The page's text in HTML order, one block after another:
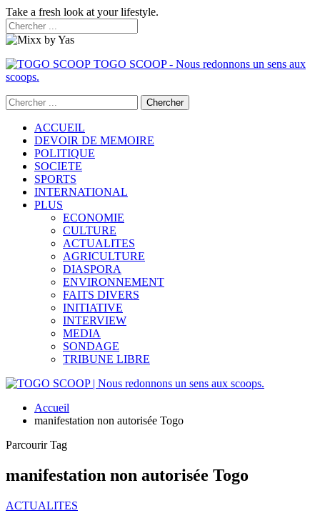
Take a fresh look at your lifestyle.
TOGO SCOOP - Nous redonnons un sens aux
scoops.
ACCUEIL
DEVOIR DE MEMOIRE
POLITIQUE
SOCIETE
SPORTS
INTERNATIONAL
PLUS
ECONOMIE
CULTURE
ACTUALITES
AGRICULTURE
DIASPORA
ENVIRONNEMENT
FAITS DIVERS
INITIATIVE
INTERVIEW
MEDIA
SONDAGE
TRIBUNE LIBRE
Accueil
manifestation non autorisée Togo
Parcourir Tag
manifestation non autorisée Togo
ACTUALITES